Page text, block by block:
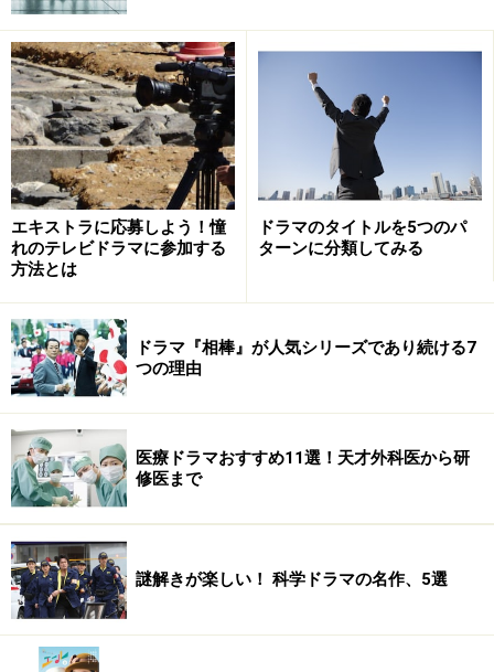
井上薫は特殊な能力を持つSP。ドラマのコアとなるアク
ションは、編集に頼らない本物の技術がスピードと躍動
感を生み、息つく暇がありません。アクション時の”どや
顔”もリプレイもない真っ向勝負が作品の圧倒的な強みと
言えるでしょう。
映画『SP THE MOTION PICTURE 野望篇』での、井上
薫と丸山智巳演じるテロリストとの格闘はなかなか決着
がつかず、ドラマ以上に視聴者を緊張感から解放してく
れませんでした。優勢と劣勢が激しく入れ替わる全身を
活かしたアクションの迫力を維持し続けた映像にするに
は、大きなスクリーンと十分な時間が必要で、映画化す
るべき作品だと言えます。信念、葛藤、決意といった心
理も映画化によって強化され、アクションとともに観客
にグッと迫ることに成功しました。
ドラマの監督はエンターテインメントの面白さを知り尽
くした本広克之（『踊る大捜査線』シリーズ）、映画で
はスリリングな映像を得意とする波多野貴文（『ブラッ
ディ・マンディ』）が担当。ともに完成度が高いことに
頷けます。
エキストラに応募しよう！憧
れのテレビドラマに参加する
方法とは
ドラマのタイトルを5つのパ
ターンに分類してみる
ドラマ『相棒』が人気シリーズであり続ける7
つの理由
医療ドラマおすすめ11選！天才外科医から研
修医まで
謎解きが楽しい！ 科学ドラマの名作、5選